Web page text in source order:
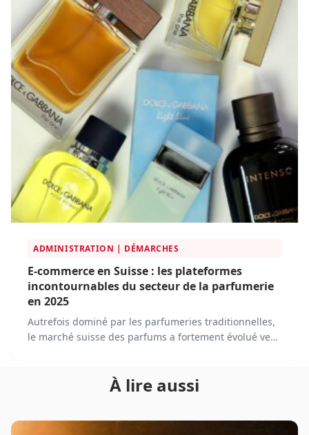
plateformes s’imposent comme des références
incontournables.
ADMINISTRATION | DÉMARCHES
E-commerce en Suisse : les plateformes
incontournables du secteur de la parfumerie
en 2025
Autrefois dominé par les parfumeries traditionnelles,
le marché suisse des parfums a fortement évolué vers
plateformes e-commerce innovantes.
À lire aussi